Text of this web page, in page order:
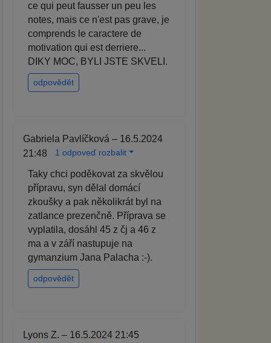
ce qui peut fausser un peu les
notes, mais ce n'est pas grave, je
comprends le caractere de
motivation qui est derriere...
DIKY MOC, BYLI JSTE SKVELI.
odpovědět
Gabriela Pavlíčková – 16.5.2024
21:48
1 odpoveď rozbalit
Taky chci poděkovat za skvělou
přípravu, syn dělal domácí
zkoušky a pak několikrát byl na
zatlance prezenčně. Příprava se
vyplatila, dosáhl 45 z čj a 46 z
ma a v září nastupuje na
gymanzium Jana Palacha :-).
odpovědět
Lyons Z. – 16.5.2024 21:45